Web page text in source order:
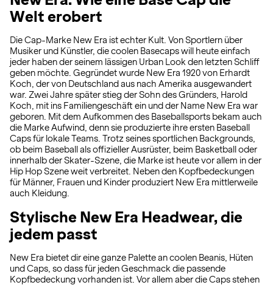
Welt erobert
Die Cap-Marke New Era ist echter Kult. Von Sportlern über
Musiker und Künstler, die coolen Basecaps will heute einfach
jeder haben der seinem lässigen Urban Look den letzten Schliff
geben möchte. Gegründet wurde New Era 1920 von Erhardt
Koch, der von Deutschland aus nach Amerika ausgewandert
war. Zwei Jahre später stieg der Sohn des Gründers, Harold
Koch, mit ins Familiengeschäft ein und der Name New Era war
geboren. Mit dem Aufkommen des Baseballsports bekam auch
die Marke Aufwind, denn sie produzierte ihre ersten Baseball
Caps für lokale Teams. Trotz seines sportlichen Backgrounds,
ob beim Baseball als offizieller Ausrüster, beim Basketball oder
innerhalb der Skater-Szene, die Marke ist heute vor allem in der
Hip Hop Szene weit verbreitet. Neben den Kopfbedeckungen
für Männer, Frauen und Kinder produziert New Era mittlerweile
auch Kleidung.
Stylische New Era Headwear, die
jedem passt
New Era bietet dir eine ganze Palette an coolen Beanis, Hüten
und Caps, so dass für jeden Geschmack die passende
Kopfbedeckung vorhanden ist. Vor allem aber die Caps stehen